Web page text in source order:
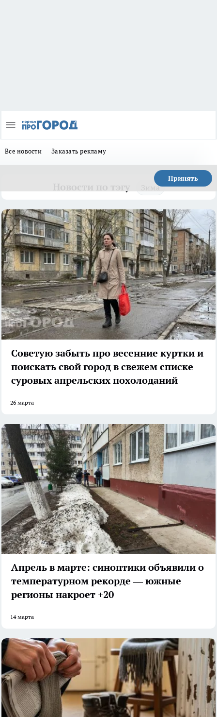
Все новости Заказать рекламу
Принять
Зима
Советую забыть про весенние куртки и
поискать свой город в свежем списке
суровых апрельских похолоданий
26 марта
Апрель в марте: синоптики объявили о
температурном рекорде — южные
регионы накроет +20
14 марта